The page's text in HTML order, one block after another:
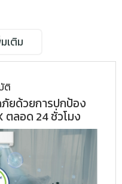
เติม
ติ
ยด้วยการปกป้อง
ตลอด 24 ชั่วโมง